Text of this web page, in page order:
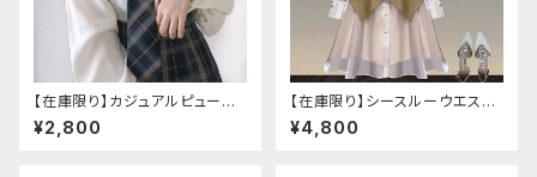
【在庫限り】カジュアルピューリ
タンカラープレッピーブラウス
¥2,800
【在庫限り】シースルーウエスト
ベルトワンピースセットアップ（ラ
イトピンク：Lサイズ
¥4,800